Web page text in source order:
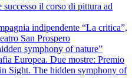
il corso di pittura ad
indipendente “La critica”,
San Prospero
symphony of nature”
Europea. Due mostre: Premio
Sight. The hidden symphony of